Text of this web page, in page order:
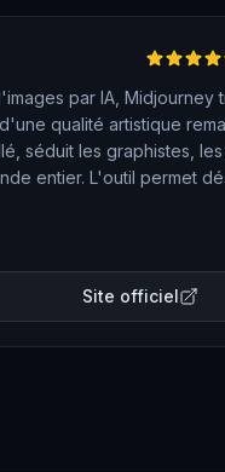
par IA, Midjourney
qualité artistique
séduit les graphistes,
entier. L'outil permet
Site officiel